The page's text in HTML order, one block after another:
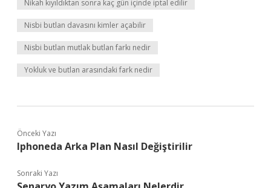
Nikah kıyıldıktan sonra kaç gün içinde iptal edilir
Nisbi butlan davasını kimler açabilir
Nisbi butlan mutlak butlan farkı nedir
Yokluk ve butlan arasındaki fark nedir
Önceki Yazı
Iphoneda Arka Plan Nasıl Değiştirilir
Sonraki Yazı